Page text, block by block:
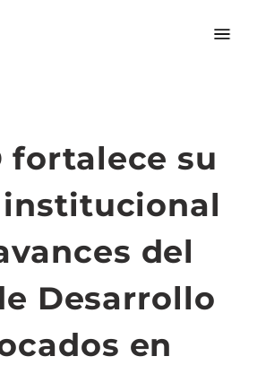
fortalece su
del
Desarrollo
en